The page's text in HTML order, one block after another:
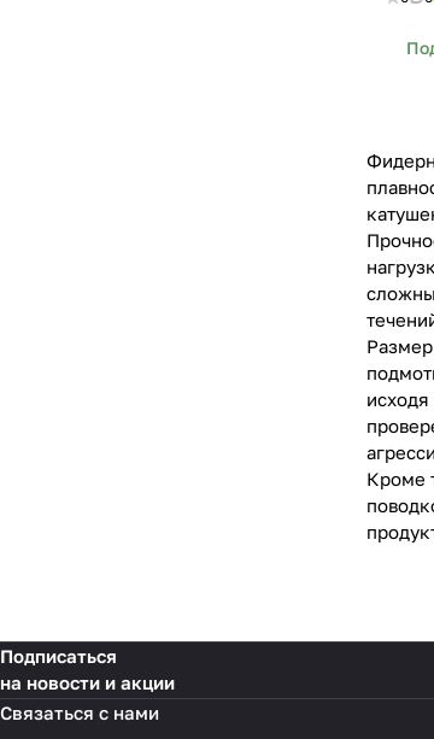
Кроме
Подписаться
на новости и акции
Связаться с нами